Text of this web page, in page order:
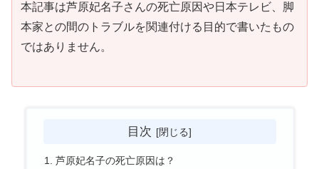
本記事は芦原妃名子さんの死亡原因や日本テレビ、脚
本家との間のトラブルを関連付ける目的で書いたもの
ではありません。
目次
芦原妃名子の死亡原因は？